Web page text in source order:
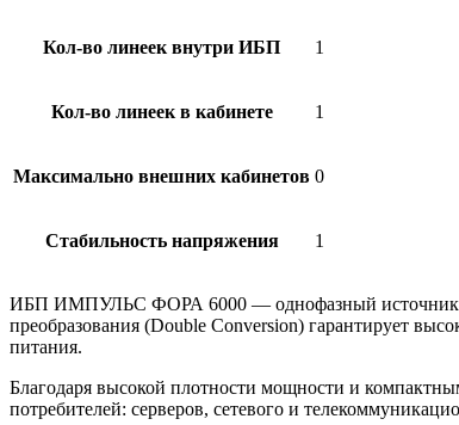
Кол-во линеек внутри ИБП 1
Кол-во линеек в кабинете 1
Максимально внешних кабинетов 0
Стабильность напряжения 1
ИБП ИМПУЛЬС ФОРА 6000 — однофазный источник
преобразования (Double Conversion) гарантирует
питания.
Благодаря высокой плотности мощности и
потребителей: серверов, сетевого и